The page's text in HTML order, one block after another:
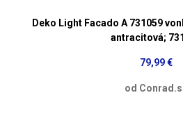
Deko Light Facado A 731059
antracitová;
79,99 €
od